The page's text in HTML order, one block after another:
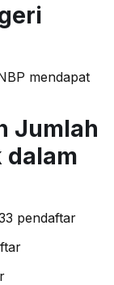
mendapat
Jumlah
dalam
pendaftar